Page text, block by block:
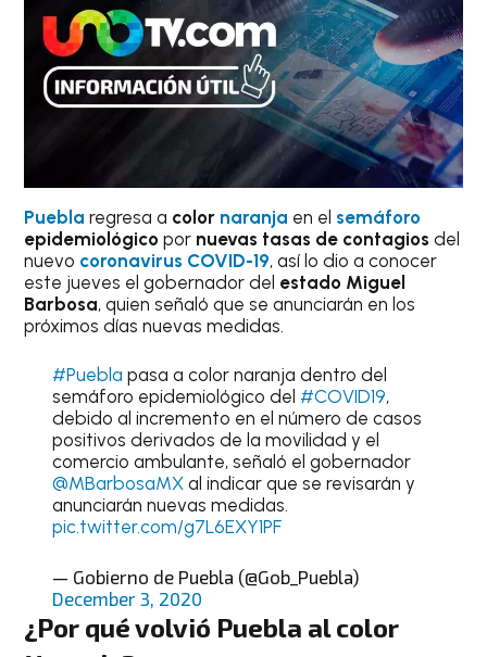
Puebla regresa a color naranja en el semáforo
epidemiológico por nuevas tasas de contagios del
nuevo coronavirus COVID-19, así lo dio a conocer
este jueves el gobernador del estado Miguel
Barbosa, quien señaló que se anunciarán en los
próximos días nuevas medidas.
#Puebla pasa a color naranja dentro del
semáforo epidemiológico del #COVID19,
debido al incremento en el número de casos
positivos derivados de la movilidad y el
comercio ambulante, señaló el gobernador
@MBarbosaMXal indicar que se revisarán y
anunciarán nuevas medidas.
pic.twitter.com/g7L6EXY1PF
— Gobierno de Puebla (@Gob_Puebla)
December 3, 2020
¿Por qué volvió Puebla al color